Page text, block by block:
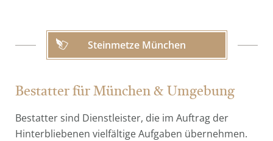
Steinmetze München
Bestatter für München & Umgebung
Bestatter sind Dienstleister, die im Auftrag der
Hinterbliebenen vielfältige Aufgaben übernehmen.